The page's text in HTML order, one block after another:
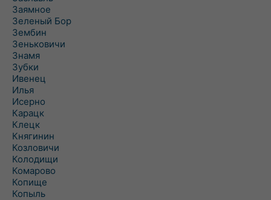
Заямное
Зеленый Бор
Зембин
Зеньковичи
Знамя
Зубки
Ивенец
Илья
Исерно
Карацк
Клецк
Княгинин
Козловичи
Колодищи
Комарово
Копище
Копыль